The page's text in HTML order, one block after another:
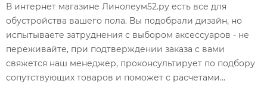
В интернет магазине Линолеум52.ру есть все для
обустройства вашего пола. Вы подобрали дизайн, но
испытываете затруднения с выбором аксессуаров - не
переживайте, при подтверждении заказа с вами
свяжется наш менеджер, проконсультирует по подбору
сопутствующих товаров и поможет с расчетами...